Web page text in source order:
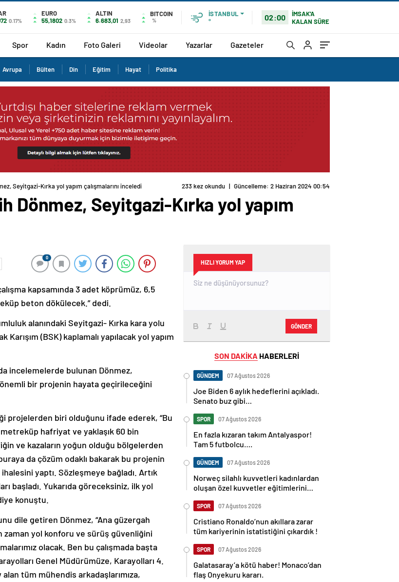
0.17%
EURO
55,1802 0.3%
ALTIN
6.683,01 2,93
BITCOIN
%
İSTANBUL
°
02:00
İMSAK'A
KALAN SÜRE
Spor Kadın Foto Galeri Videolar Yazarlar Gazeteler
Avrupa Bülten Din Eğitim Hayat Politika
Seyitgazi-Kırka yol yapım çalışmalarını inceledi 233 kez okundu | Güncelleme: 2 Haziran 2024 00:54
Dönmez, Seyitgazi-Kırka yol yapım
0
kapsamında 3 adet köprümüz, 6,5
beton dökülecek.” dedi.
alanındaki Seyitgazi- Kırka kara yolu
(BSK) kaplamalı yapılacak yol yapım
incelemelerde bulunan Dönmez,
bir projenin hayata geçirileceğini
projelerden biri olduğunu ifade ederek, “Bu
hafriyat ve yaklaşık 60 bin
ve kazaların yoğun olduğu bölgelerden
da çözüm odaklı bakarak bu projenin
yaptı. Sözleşmeye bağladı. Artık
başladı. Yukarıda göreceksiniz, ilk yol
konuştu.
dile getiren Dönmez, “Ana güzergah
yol konforu ve sürüş güvenliğini
olacak. Ben bu çalışmada başta
Genel Müdürümüze, Karayolları 4.
tüm mühendis arkadaşlarımıza,
HIZLI YORUM YAP
GÖNDER
SON DAKİKA HABERLERİ
GÜNDEM 07 Ağustos 2026
Joe Biden 6 aylık hedeflerini açıkladı.
Senato buz gibi…
SPOR 07 Ağustos 2026
En fazla kızaran takım Antalyaspor!
Tam 5 futbolcu….
GÜNDEM 07 Ağustos 2026
Norweç silahlı kuvvetleri kadınlardan
oluşan özel kuvvetler eğitimlerini
SPOR 07 Ağustos 2026
Cristiano Ronaldo’nun akıllara zarar
tüm kariyerinin istatistiğini çıkardık !
SPOR 07 Ağustos 2026
Galatasaray’a kötü haber! Monaco’dan
flaş Onyekuru kararı.